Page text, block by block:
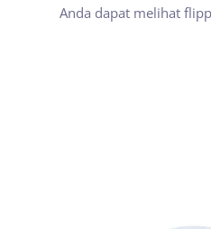
Anda dapat melihat